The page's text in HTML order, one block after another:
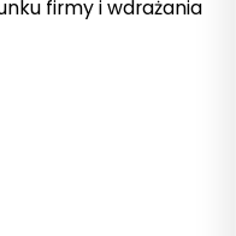
firmy i wdrażania